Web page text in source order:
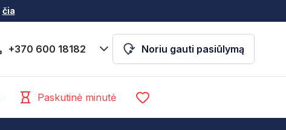
čia
+370 600 18182 Noriu gauti pasiūlymą
Paskutinė minutė